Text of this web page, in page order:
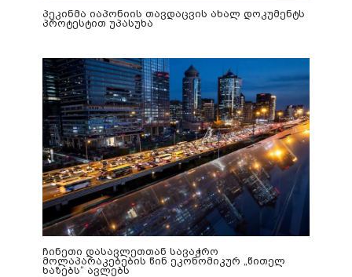
პეკინმა იაპონიის თავდაცვის ახალ დოკუმენტს
პროტესტით უპასუხა
ჩინეთი დასავლეთთან სავაჭრო
მოლაპარაკებების წინ ეკონომიკურ „წითელ
ხაზებს“ ავლებს